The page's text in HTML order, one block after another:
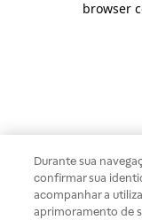
browser
Durante sua
confirmar sua
acompanhar a
aprimoramento de